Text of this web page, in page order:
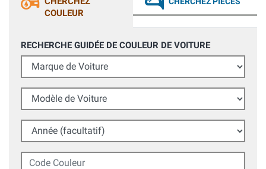
COULEUR
RECHERCHE GUIDÉE DE COULEUR DE VOITURE
Marque de Voiture
Modèle de Voiture
Année (facultatif)
Code Couleur